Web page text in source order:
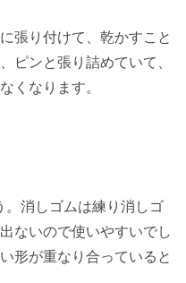
張り付けて、乾かすこと
ピンと張り詰めていて、
くなります。
消しゴムは練り消しゴ
ないので使いやすいでし
形が重なり合っていると